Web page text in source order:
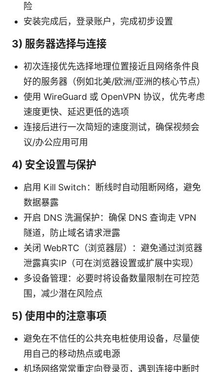
险
安装完成后，登录账户，完成初步设置
3) 服务器选择与连接
初次连接优先选择地理位置接近且网络条件良
好的服务器（例如北美/欧洲/亚洲的核心节点）
使用 WireGuard 或 OpenVPN 协议，优先考虑
速度更快、延迟更低的选项
连接后进行一次简短的速度测试，确保视频会
议/办公应用可用
4) 安全设置与保护
启用 Kill Switch：断线时自动阻断网络，避免
数据暴露
开启 DNS 洗漏保护：确保 DNS 查询走 VPN
隧道，防止域名请求泄露
关闭 WebRTC（浏览器层）：避免通过浏览器
泄露真实IP（可在浏览器设置或扩展中实现）
多设备管理：必要时将设备数量限制在可控范
围，减少潜在风险点
5) 使用中的注意事项
避免在不信任的公共充电桩使用设备，尽量使
用自己的移动热点或电源
机场网络常常重定向登录页，遇到连接中断时